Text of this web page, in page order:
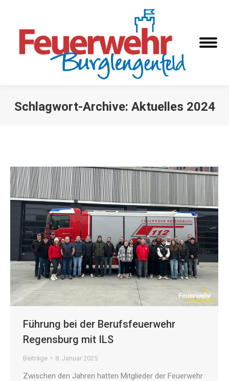
Schlagwort-Archive: Aktuelles 2024
Führung bei der Berufsfeuerwehr
Regensburg mit ILS
Beiträge 8. Januar 2025
Zwischen den Jahren hatten Mitglieder der Feuerwehr